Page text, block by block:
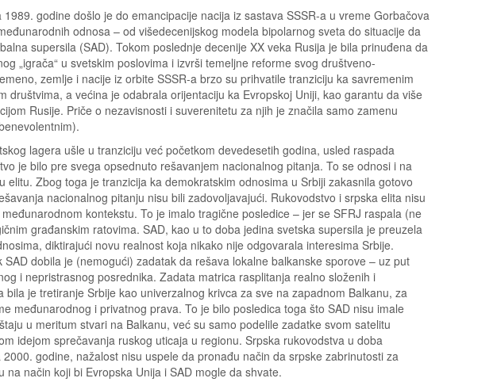
godine došlo je do emancipacije nacija iz sastava SSSR-a u vreme Gorbačova
odnosa – od višedecenijskog modela bipolarnog sveta do situacije da
supersila (SAD). Tokom poslednje decenije XX veka Rusija je bila prinuđena da
„igrača“ u svetskim poslovima i izvrši temeljne reforme svog društveno-
zemlje i nacije iz orbite SSSR-a brzo su prihvatile tranziciju ka savremenim
društvima, a većina je odabrala orijentaciju ka Evropskoj Uniji, kao garantu da više
Rusije. Priče o nezavisnosti i suverenitetu za njih je značila samo zamenu
lagera ušle u tranziciju već početkom devedesetih godina, usled raspada
je bilo pre svega opsednuto rešavanjem nacionalnog pitanja. To se odnosi i na
elitu. Zbog toga je tranzicija ka demokratskim odnosima u Srbiji zakasnila gotovo
nacionalnog pitanju nisu bili zadovoljavajući. Rukovodstvo i srpska elita nisu
kontekstu. To je imalo tragične posledice – jer se SFRJ raspala (ne
građanskim ratovima. SAD, kao u to doba jedina svetska supersila je preuzela
diktirajući novu realnost koja nikako nije odgovarala interesima Srbije.
SAD dobila je (nemogući) zadatak da rešava lokalne balkanske sporove – uz put
i nepristrasnog posrednika. Zadata matrica rasplitanja realno složenih i
bila je tretiranje Srbije kao univerzalnog krivca za sve na zapadnom Balkanu, za
međunarodnog i privatnog prava. To je bilo posledica toga što SAD nisu imale
u meritum stvari na Balkanu, već su samo podelile zadatke svom satelitu
idejom sprečavanja ruskog uticaja u regionu. Srpska rukovodstva u doba
godine, nažalost nisu uspele da pronađu način da srpske zabrinutosti za
na način koji bi Evropska Unija i SAD mogle da shvate.